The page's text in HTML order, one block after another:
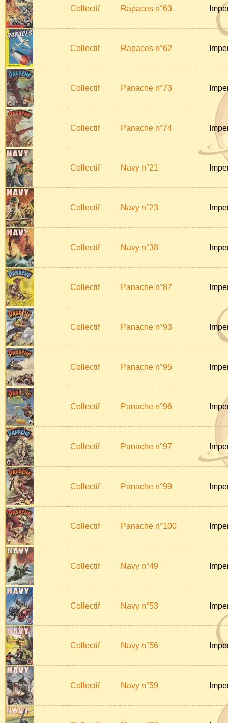
Collectif Rapaces n°63
Collectif Rapaces n°62
Collectif Panache n°73
Collectif Panache n°74
Collectif Navy n°21
Collectif Navy n°23
Collectif Navy n°38
Collectif Panache n°87
Collectif Panache n°93
Collectif Panache n°95
Collectif Panache n°96
Collectif Panache n°97
Collectif Panache n°99
Collectif Panache n°100
Collectif Navy n°49
Collectif Navy n°53
Collectif Navy n°56
Collectif Navy n°59